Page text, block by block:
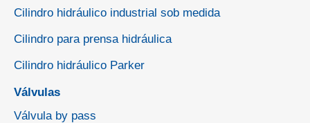
Cilindro hidráulico industrial sob medida
Cilindro para prensa hidráulica
Cilindro hidráulico Parker
Válvulas
Válvula by pass